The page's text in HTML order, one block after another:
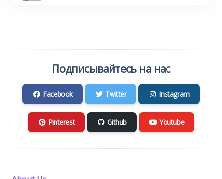
Подписывайтесь на нас
Facebook Twitter Instagram
Pinterest Github Youtube